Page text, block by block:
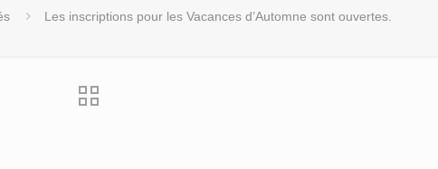
Les inscriptions pour les Vacances d’Automne sont ouvertes.